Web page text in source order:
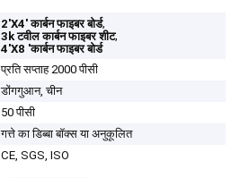
2'X4' कार्बन फाइबर बोर्ड,
3k टवील कार्बन फाइबर शीट,
4'X8 'कार्बन फाइबर बोर्ड
प्रति सप्ताह 2000 पीसी
डोंगगुआन, चीन
50 पीसी
गत्ते का डिब्बा बॉक्स या अनुकूलित
CE, SGS, ISO